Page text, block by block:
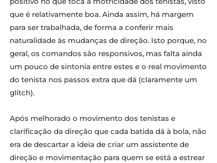
que é relativamente boa. Ainda assim, há margem
para ser trabalhada, de forma a conferir mais
naturalidade às mudanças de direção. Isto porque, no
geral, os comandos são responsivos, mas falta ainda
um pouco de sintonia entre estes e o real movimento
do tenista nos passos extra que dá (claramente um
glitch).
Após melhorado o movimento dos tenistas e
clarificação da direção que cada batida dá à bola, não
era de descartar a ideia de criar um assistente de
direção e movimentação para quem se está a estrear